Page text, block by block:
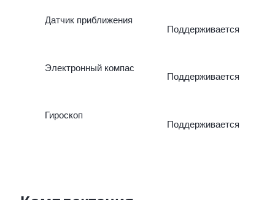
Датчик приближения
Поддерживается
Электронный компас
Поддерживается
Гироскоп
Поддерживается